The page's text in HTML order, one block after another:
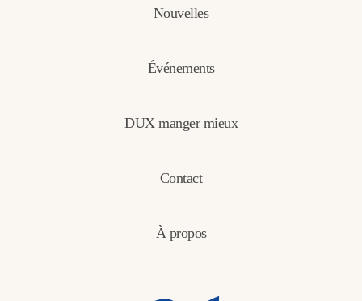
Nouvelles
Événements
DUX manger mieux
Contact
À propos